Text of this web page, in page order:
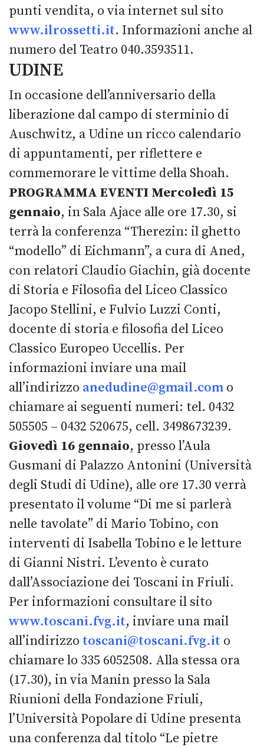
punti vendita, o via internet sul sito
www.ilrossetti.it. Informazioni anche al
numero del Teatro 040.3593511.
UDINE
In occasione dell’anniversario della
liberazione dal campo di sterminio di
Auschwitz, a Udine un ricco calendario
di appuntamenti, per riflettere e
commemorare le vittime della Shoah.
PROGRAMMA EVENTI Mercoledì 15
gennaio, in Sala Ajace alle ore 17.30, si
terrà la conferenza “Therezin: il ghetto
“modello” di Eichmann”, a cura di Aned,
con relatori Claudio Giachin, già docente
di Storia e Filosofia del Liceo Classico
Jacopo Stellini, e Fulvio Luzzi Conti,
docente di storia e filosofia del Liceo
Classico Europeo Uccellis. Per
informazioni inviare una mail
all’indirizzo anedudine@gmail.com o
chiamare ai seguenti numeri: tel. 0432
505505 – 0432 520675, cell. 3498673239.
Giovedì 16 gennaio, presso l’Aula
Gusmani di Palazzo Antonini (Università
degli Studi di Udine), alle ore 17.30 verrà
presentato il volume “Di me si parlerà
nelle tavolate” di Mario Tobino, con
interventi di Isabella Tobino e le letture
di Gianni Nistri. L’evento è curato
dall’Associazione dei Toscani in Friuli.
Per informazioni consultare il sito
www.toscani.fvg.it, inviare una mail
all’indirizzo toscani@toscani.fvg.it o
chiamare lo 335 6052508. Alla stessa ora
(17.30), in via Manin presso la Sala
Riunioni della Fondazione Friuli,
l’Università Popolare di Udine presenta
una conferenza dal titolo “Le pietre